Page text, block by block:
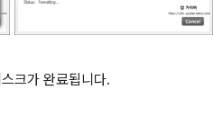
크가 완료됩니다.